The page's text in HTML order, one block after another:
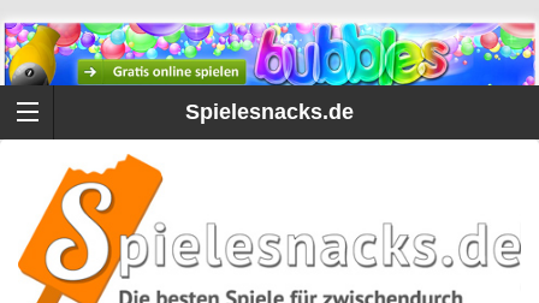
Spielesnacks.de